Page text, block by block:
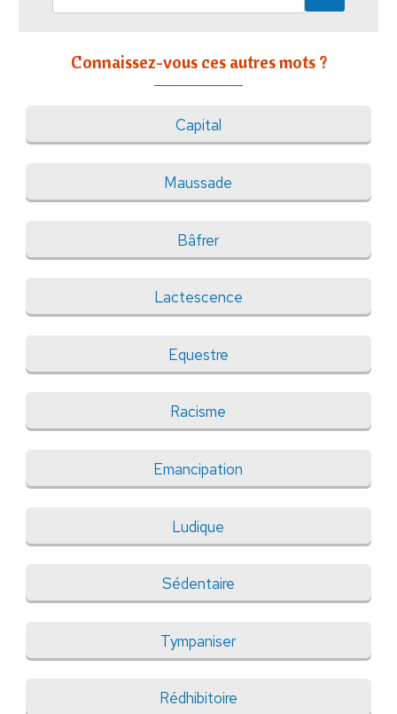
Connaissez-vous ces autres mots ?
Capital
Maussade
Bâfrer
Lactescence
Equestre
Racisme
Emancipation
Ludique
Sédentaire
Tympaniser
Rédhibitoire